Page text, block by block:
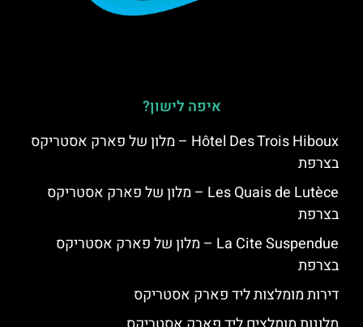
איפה לישון?
Hôtel Des Trois Hiboux – מלון של פארק אסטריקס
בצרפת
Les Quais de Lutèce – מלון של פארק אסטריקס
בצרפת
La Cite Suspendue – מלון של פארק אסטריקס
בצרפת
דירות מומלצות ליד פארק אסטריקס